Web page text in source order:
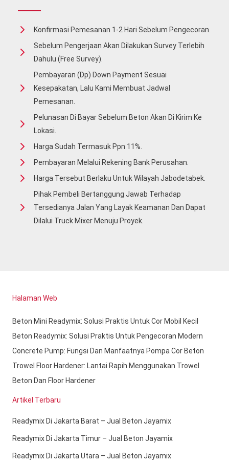
Konfirmasi Pemesanan 1-2 Hari Sebelum Pengecoran.
Sebelum Pengerjaan Akan Dilakukan Survey Terlebih
Dahulu (free Survey).
Pembayaran (Dp) Down Payment Sesuai
Kesepakatan, Lalu Kami Membuat Jadwal
Pemesanan.
Pelunasan Di Bayar Sebelum Beton Akan Di Kirim Ke
Lokasi.
Harga Sudah Termasuk Ppn 11%.
Pembayaran Melalui Rekening Bank Perusahan.
Harga Tersebut Berlaku Untuk Wilayah Jabodetabek.
Pihak Pembeli Bertanggung Jawab Terhadap
Tersedianya Jalan Yang Layak Keamanan Dan Dapat
Dilalui Truck Mixer Menuju Proyek.
Halaman Web
Beton Mini Readymix: Solusi Praktis Untuk Cor Mobil Kecil
Beton Readymix: Solusi Praktis Untuk Pengecoran Modern
Concrete Pump: Fungsi Dan Manfaatnya Pompa Cor Beton
Trowel Floor Hardener: Lantai Rapih Menggunakan Trowel
Beton Dan Floor Hardener
Artikel Terbaru
Readymix Di Jakarta Barat – Jual Beton Jayamix
Readymix Di Jakarta Timur – Jual Beton Jayamix
Readymix Di Jakarta Utara – Jual Beton Jayamix